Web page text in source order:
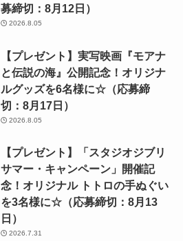
募締切：8月12日）
2026.8.05
【プレゼント】実写映画『モアナ
と伝説の海』公開記念！オリジナ
ルグッズを6名様に☆（応募締
切：8月17日）
2026.8.05
【プレゼント】「スタジオジブリ
サマー・キャンペーン」開催記
念！オリジナル トトロの手ぬぐい
を3名様に☆（応募締切：8月13
日）
2026.7.31